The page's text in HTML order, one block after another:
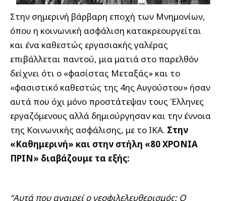
Στην σημερινή βάρβαρη εποχή των Μνημονίων,
όπου η κοινωνική ασφάλιση κατακρεουργείται
και ένα καθεστώς εργασιακής γαλέρας
επιβάλλεται παντού, μια ματιά στο παρελθόν
δείχνει ότι ο «φασίστας Μεταξάς» και το
«φασιστικό καθεστώς της 4ης Αυγούστου» ήσαν
αυτά που όχι μόνο προστάτεψαν τους Έλληνες
εργαζόμενους αλλά δημιούργησαν και την έννοια
της Κοινωνικής ασφάλισης, με το ΙΚΑ. Στην
«Καθημερινή» και στην στήλη «80 ΧΡΟΝΙΑ
ΠΡΙΝ» διαβάζουμε τα εξής:
“Αυτά που αναιρεί ο νεοφιλελευθερισμός: Ο